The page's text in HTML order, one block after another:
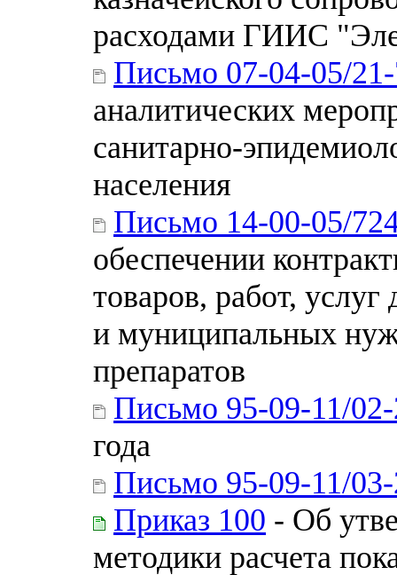
расходами ГИИС
Письмо 07-04-05/
аналитических
санитарно-
населения
Письмо 14-00-05/
обеспечении
товаров, работ,
и муниципальных
препаратов
Письмо 95-09-11/
года
Письмо 95-09-11/
Приказ 100 - Об
методики расчета